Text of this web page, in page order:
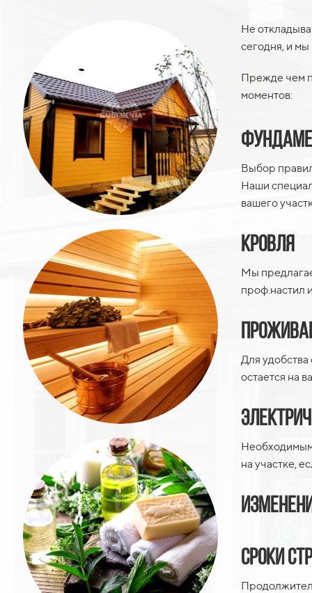
Не
сегодня, и
Прежде чем
моментов:
Выбор
Наши
вашего
Кровля
Мы
проф.настил
Для
остается на
Необходимым
на участке,
Сроки